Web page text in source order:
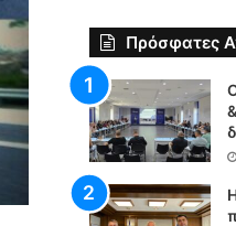
Πρόσφατες